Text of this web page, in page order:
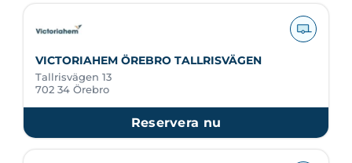
VICTORIAHEM ÖREBRO TALLRISVÄGEN
Tallrisvägen 13
702 34 Örebro
Reservera nu